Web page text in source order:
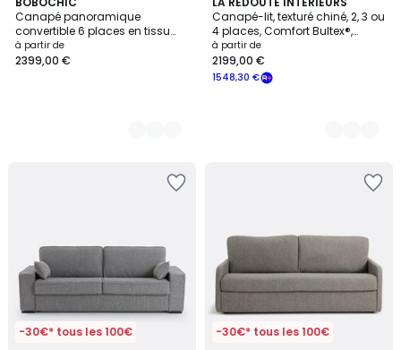
Canapé panoramique
convertible 6 places en tissu
chiné avec pouf, VOLTAIRE
à partir de
2399,00 €
9
Couleurs
Canapé-lit, texturé chiné, 2, 3 ou
4 places, Comfort Bultex®,
Marta
à partir de
1548,30 €
2199,00 €
3
Couleurs
-30€* tous les 100€ -30€* tous les 100€